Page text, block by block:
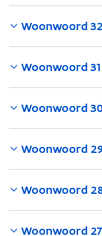
Woonwoord
Woonwoord
Woonwoord
Woonwoord
Woonwoord
Woonwoord